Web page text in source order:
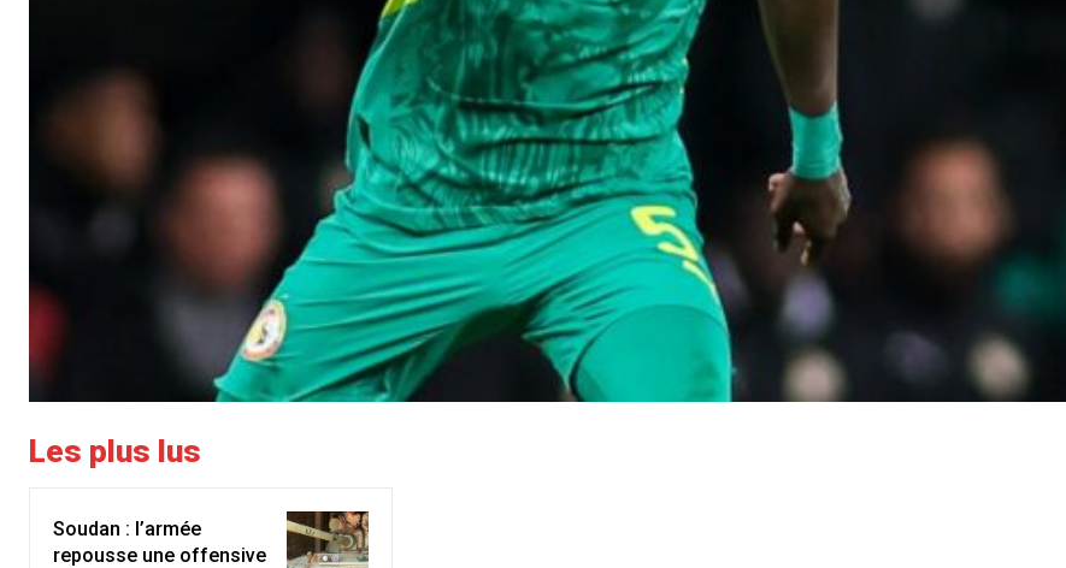
Les plus lus
Soudan : l’armée
repousse une offensive